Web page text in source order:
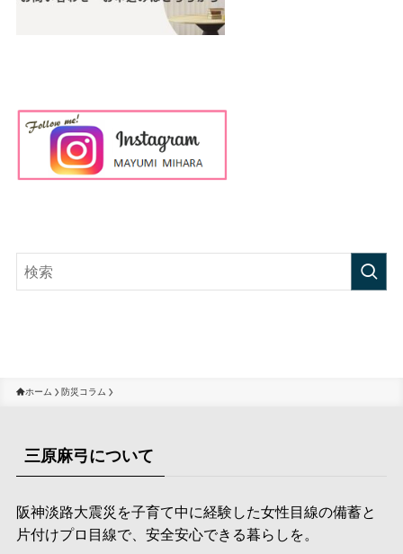
ホーム 防災コラム
三原麻弓について
阪神淡路大震災を子育て中に経験した女性目線の備蓄と
片付けプロ目線で、安全安心できる暮らしを。